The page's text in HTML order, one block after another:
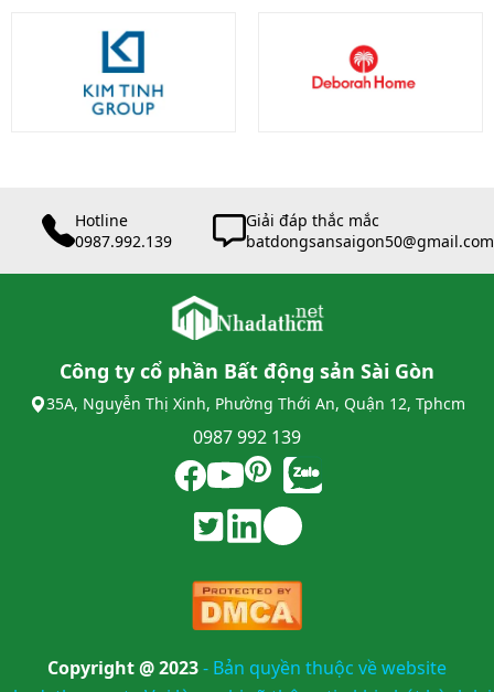
Hotline
0987.992.139
Giải đáp thắc mắc
batdongsansaigon50@gmail.com
Công ty cổ phần Bất động sản Sài Gòn
35A, Nguyễn Thị Xinh, Phường Thới An, Quận 12, Tphcm
0987 992 139
Copyright @ 2023- Bản quyền thuộc về website